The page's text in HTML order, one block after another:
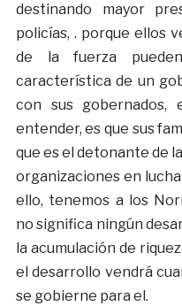
destinando mayor
policías, . porque ellos
de la fuerza
característica de un
con sus gobernados,
entender, es que sus
que es el detonante de
organizaciones en
ello, tenemos a los
no significa ningún
la acumulación de
el desarrollo vendrá
se gobierne para el.